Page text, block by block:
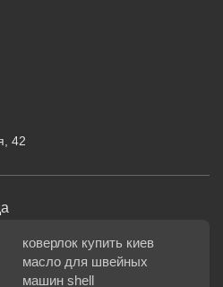
42
коверлок купить киев
масло для швейных
машин shell